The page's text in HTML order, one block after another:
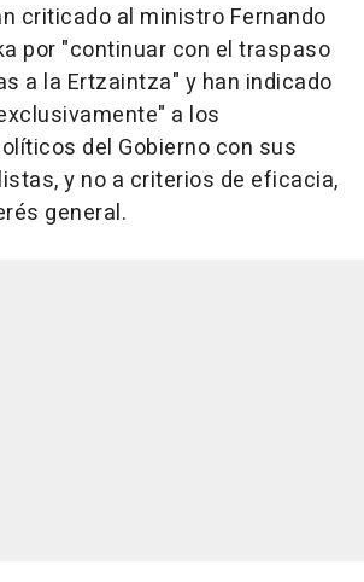
criticado al ministro Fernando
por "continuar con el traspaso
a la Ertzaintza" y han indicado
a los
del Gobierno con sus
y no a criterios de eficacia,
general.